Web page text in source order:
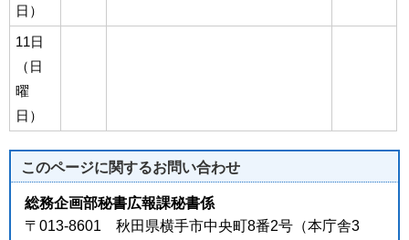
日）
11日
（日
曜
日）
このページに関するお問い合わせ
総務企画部秘書広報課秘書係
〒013-8601 秋田県横手市中央町8番2号（本庁舎3